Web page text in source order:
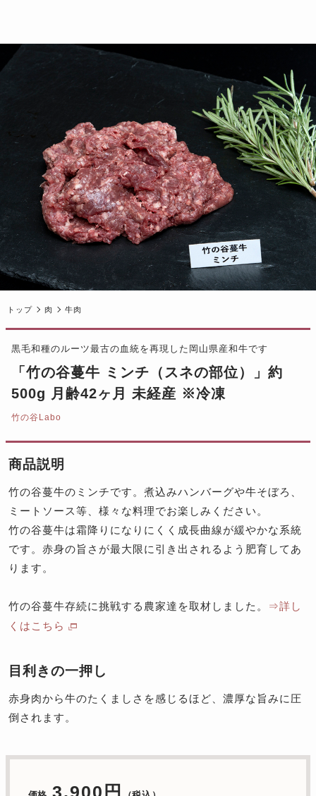
トップ 肉 牛肉
黒毛和種のルーツ最古の血統を再現した岡山県産和牛です
「竹の谷蔓牛 ミンチ（スネの部位）」約
500g 月齢42ヶ月 未経産 ※冷凍
竹の谷Labo
商品説明
竹の谷蔓牛のミンチです。煮込みハンバーグや牛そぼろ、
ミートソース等、様々な料理でお楽しみください。
竹の谷蔓牛は霜降りになりにくく成長曲線が緩やかな系統
です。赤身の旨さが最大限に引き出されるよう肥育してあ
ります。
竹の谷蔓牛存続に挑戦する農家達を取材しました。
⇒詳し
くはこちら
目利きの一押し
赤身肉から牛のたくましさを感じるほど、濃厚な旨みに圧
倒されます。